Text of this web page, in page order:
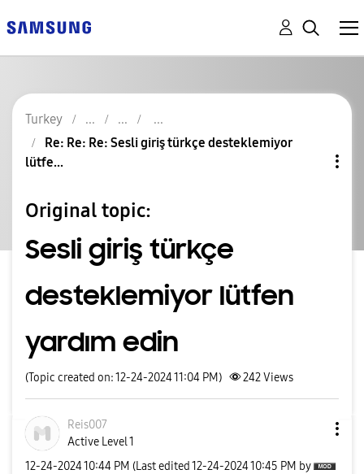
Turkey
Re: Re: Re: Sesli giriş türkçe desteklemiyor
lütfe...
Original topic:
Sesli giriş türkçe
desteklemiyor lütfen
yardım edin
(Topic created on: 12-24-2024 11:04 PM) 242Views
Reis007
Active Level 1
‎12-24-202410:44 PM (Last edited ‎12-24-202410:45 PM by